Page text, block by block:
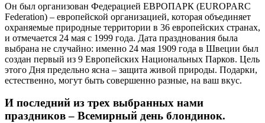
Он был организован Федерацией ЕВРОПАРК (EUROPARC
Federation) – европейской организацией, которая объединяет
охраняемые природные территории в 36 европейских странах,
и отмечается 24 мая с 1999 года. Дата празднования была
выбрана не случайно: именно 24 мая 1909 года в Швеции был
создан первый из 9 Европейских Национальных Парков. Цель
этого Дня предельно ясна – защита живой природы. Подарки,
естественно, могут быть совершенно разные, на ваш вкус.
И последний из трех выбранных нами
праздников – Всемирный день блондинок.